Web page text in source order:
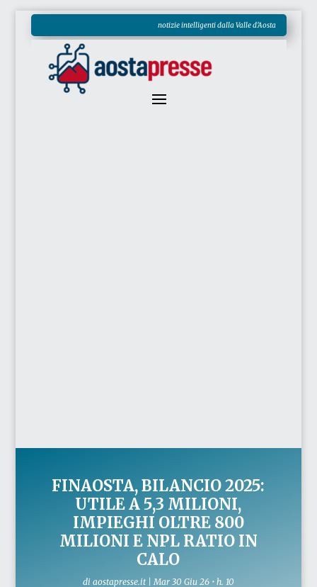
notizie intelligenti dalla Valle d'Aosta
FINAOSTA, BILANCIO 2025:
UTILE A 5,3 MILIONI,
IMPIEGHI OLTRE 800
MILIONI E NPL RATIO IN
CALO
di aostapresse.it| Mar 30 Giu 26 • h. 10